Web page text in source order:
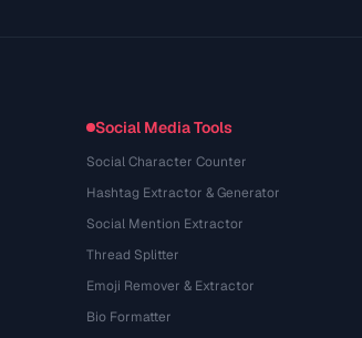
Social Media Tools
Social Character Counter
Hashtag Extractor & Generator
Social Mention Extractor
Thread Splitter
Emoji Remover & Extractor
Bio Formatter